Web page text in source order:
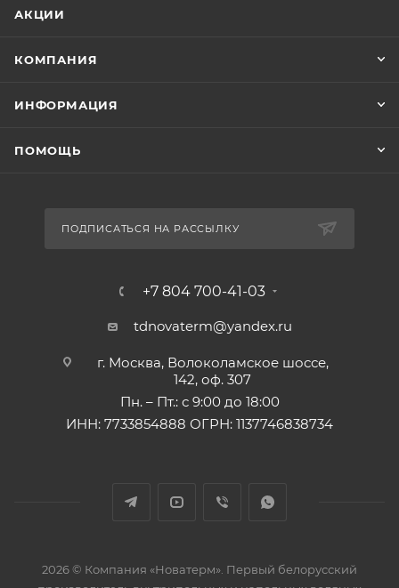
АКЦИИ
КОМПАНИЯ
ИНФОРМАЦИЯ
ПОМОЩЬ
ПОДПИСАТЬСЯ НА РАССЫЛКУ
+7 804 700-41-03
tdnovaterm@yandex.ru
г. Москва, Волоколамское шоссе,
142, оф. 307
Пн. – Пт.: с 9:00 до 18:00
ИНН: 7733854888 ОГРН: 1137746838734
2026 © Компания «Новатерм». Первый белорусский